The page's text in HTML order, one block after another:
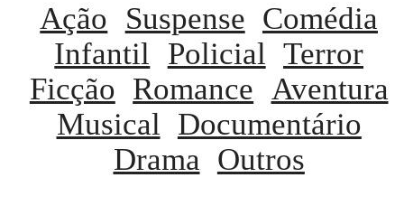
Ação Suspense Comédia
Infantil
Policial Terror
Ficção Romance Aventura
Musical
Documentário
Drama Outros